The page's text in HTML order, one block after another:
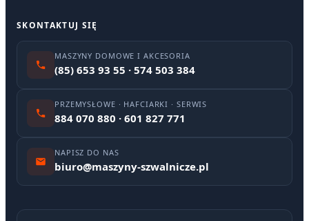
SKONTAKTUJ SIĘ
MASZYNY DOMOWE I AKCESORIA
(85) 653 93 55 · 574 503 384
PRZEMYSŁOWE · HAFCIARKI · SERWIS
884 070 880 · 601 827 771
NAPISZ DO NAS
biuro@maszyny-szwalnicze.pl